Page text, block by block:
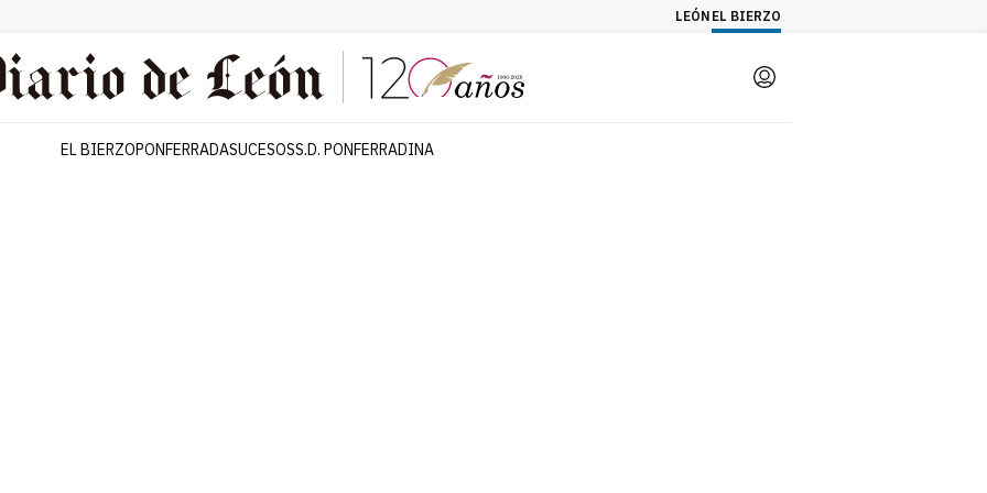
LEÓN EL BIERZO
Login
EL BIERZOPONFERRADASUCESOSS.D. PONFERRADINA